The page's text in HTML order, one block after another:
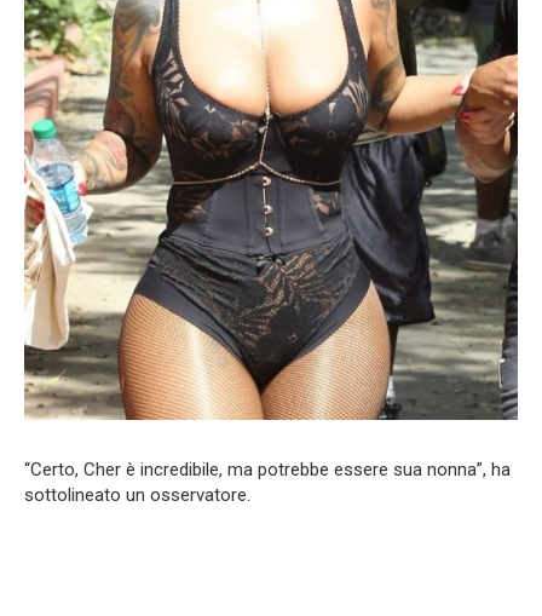
“Certo, Cher è incredibile, ma potrebbe essere sua nonna”, ha
sottolineato un osservatore.